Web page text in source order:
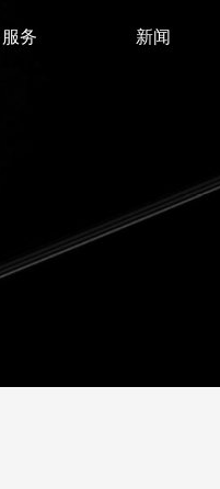
服务 新闻